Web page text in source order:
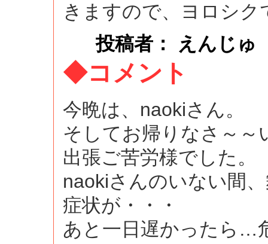
きますので、ヨロシク
投稿者： えんじゅ
◆コメント
今晩は、naokiさん。
そしてお帰りなさ～～
出張ご苦労様でした。
naokiさんのいない間
症状が・・・
あと一日遅かったら…